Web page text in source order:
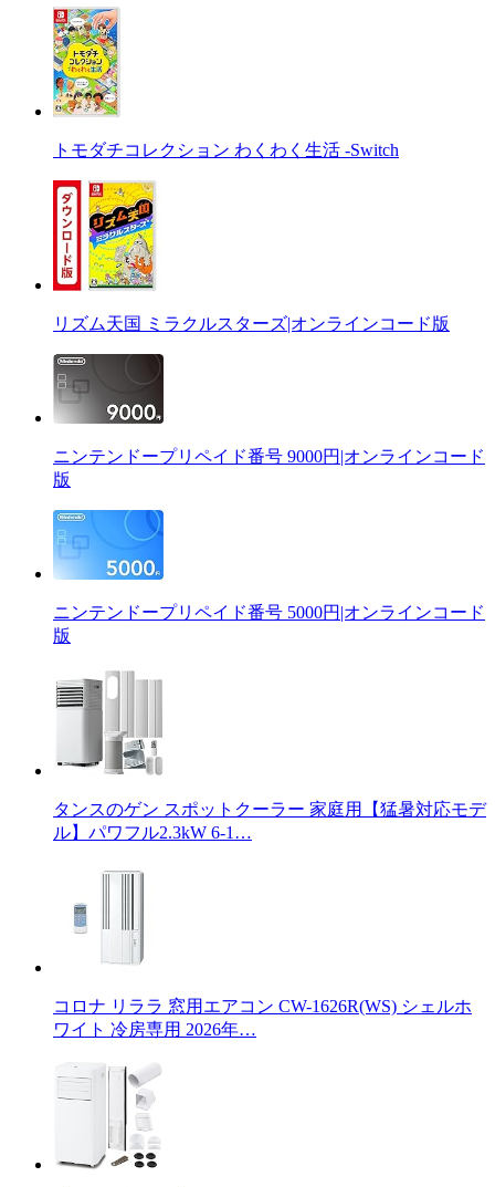
トモダチコレクション わくわく生活 -Switch
リズム天国 ミラクルスターズ|オンラインコード版
ニンテンドープリペイド番号 9000円|オンラインコード
版
ニンテンドープリペイド番号 5000円|オンラインコード
版
タンスのゲン スポットクーラー 家庭用【猛暑対応モデ
ル】パワフル2.3kW 6-1…
コロナ リララ 窓用エアコン CW-1626R(WS) シェルホ
ワイト 冷房専用 2026年…